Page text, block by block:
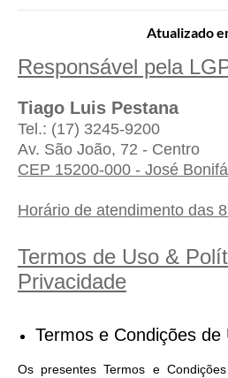
Atualizado
Responsável pela
Tiago Luis Pestana
Tel.: (17) 3245-9200
Av. São João, 72 - Centro
CEP 15200-000 - José
Horário de atendimento das
Termos de Uso &
Privacidade
Termos e Condições de
Os presentes Termos e